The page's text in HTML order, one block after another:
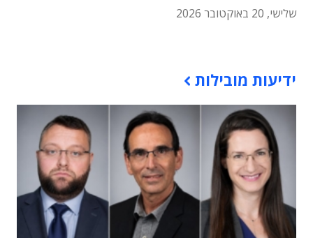
שלישי, 20 באוקטובר 2026
ידיעות מובילות